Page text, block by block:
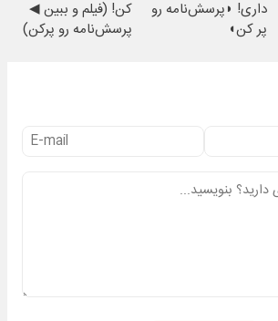
داری! ◗پرسش‌نامه رو
پر کن◖
کن! (فیلم و ببین ◀
پرسش‌نامه رو پرکن)